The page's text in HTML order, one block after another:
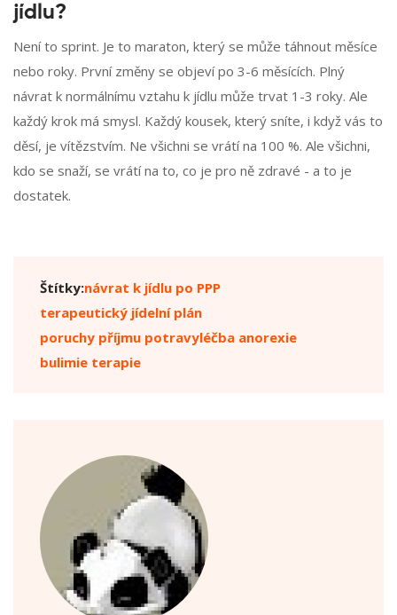
jídlu?
Není to sprint. Je to maraton, který se může táhnout měsíce
nebo roky. První změny se objeví po 3-6 měsících. Plný
návrat k normálnímu vztahu k jídlu může trvat 1-3 roky. Ale
každý krok má smysl. Každý kousek, který sníte, i když vás to
děsí, je vítězstvím. Ne všichni se vrátí na 100 %. Ale všichni,
kdo se snaží, se vrátí na to, co je pro ně zdravé - a to je
dostatek.
Štítky:návrat k jídlu po PPP
terapeutický jídelní plán
poruchy příjmu potravyléčba anorexie
bulimie terapie